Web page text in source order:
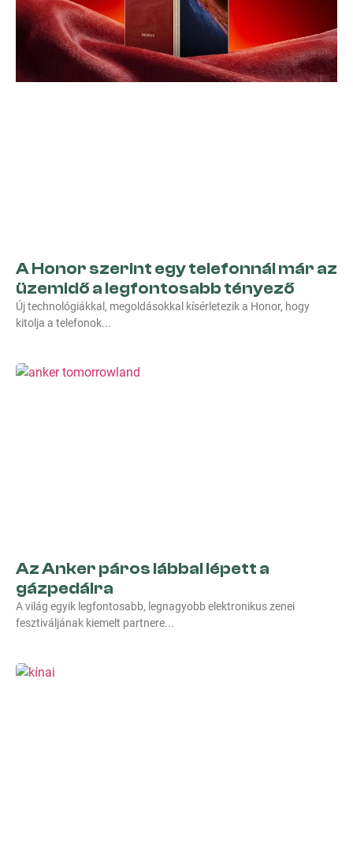
A Honor szerint egy telefonnál már az
üzemidő a legfontosabb tényező
Új technológiákkal, megoldásokkal kísérletezik a Honor, hogy
kitolja a telefonok
Az Anker páros lábbal lépett a
gázpedálra
A világ egyik legfontosabb, legnagyobb elektronikus zenei
fesztiváljának kiemelt partnere